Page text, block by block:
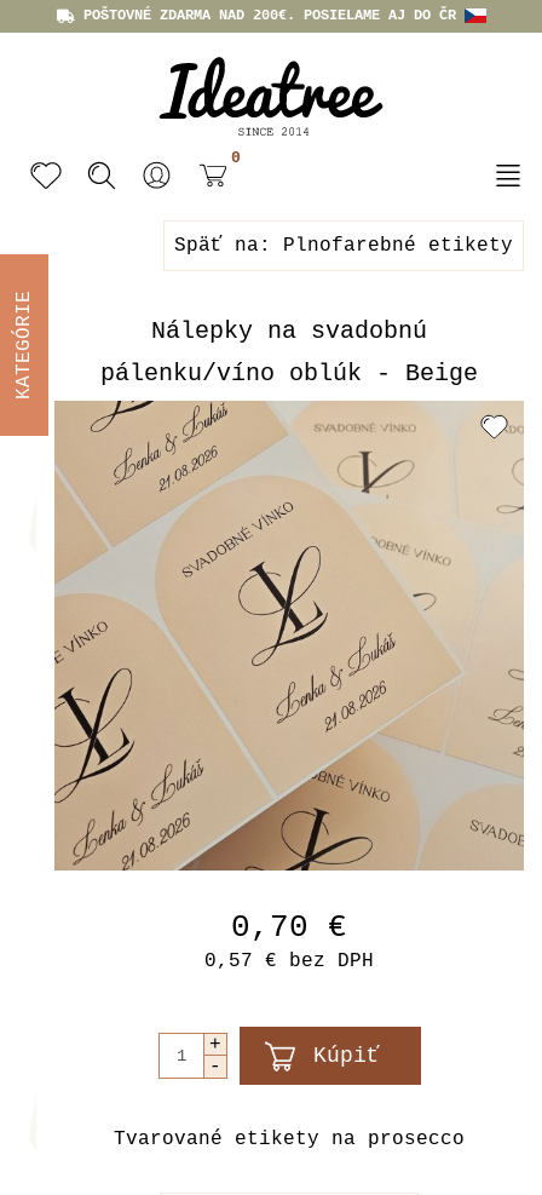
POŠTOVNÉ ZDARMA NAD 200€. POSIELAME AJ DO ČR
0
Späť na: Plnofarebné etikety
Nálepky na svadobnú
pálenku/víno oblúk - Beige
0,70 €
0,57 € bez DPH
Tvarované etikety na prosecco
KATEGÓRIE